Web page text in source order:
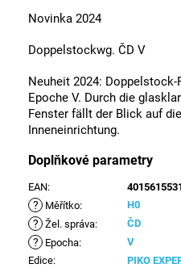
Novinka 2024
Doppelstockwg. ČD V
Neuheit 2024: Doppelstock-
Epoche V. Durch die
Fenster fällt der Blick auf
Inneneinrichtung.
Doplňkové parametry
EAN:
? Měřítko: H0
? Žel. správa: ČD
? Epocha:
V
Edice: PIKO